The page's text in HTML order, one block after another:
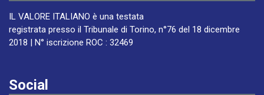
IL VALORE ITALIANO è una testata
registrata presso il Tribunale di Torino, n°76 del 18 dicembre
2018 | N° iscrizione ROC : 32469
Social